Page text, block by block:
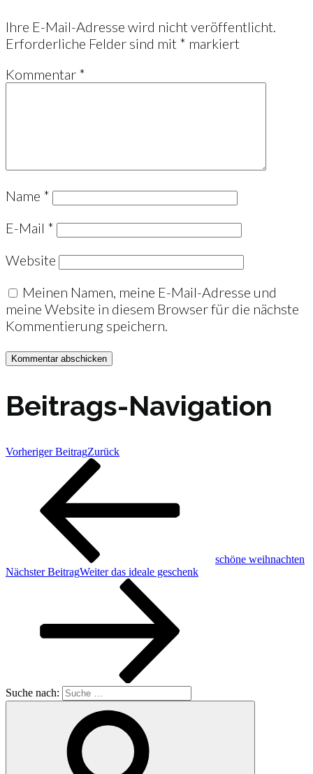
Ihre E-Mail-Adresse wird nicht veröffentlicht.
Erforderliche Felder sind mit * markiert
Kommentar *
Name *
E-Mail *
Website
Meinen Namen, meine E-Mail-Adresse und
meine Website in diesem Browser für die nächste
Kommentierung speichern.
Beitrags-Navigation
Vorheriger BeitragZurück
schöne weihnachten
Nächster BeitragWeiter das ideale geschenk
Suche nach: